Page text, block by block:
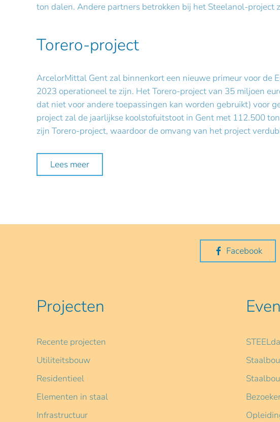
ton dalen. Andere partners betrokken bij het Steelanol-project
Torero-project
ArcelorMittal Gent zal binnenkort een nieuwe primeur voor de
2023 operationeel te zijn. Het Torero-project van 35 miljoen
dat niet voor andere toepassingen kan worden gebruikt) voor
project zal de jaarlijkse koolstofuitstoot in Gent met 112.500
zijn Torero-project, waardoor de omvang van het project
Lees meer
Facebook
Projecten
Recente projecten
Utiliteitsbouw
Residentieel
Elementen in staal
Infrastructuur